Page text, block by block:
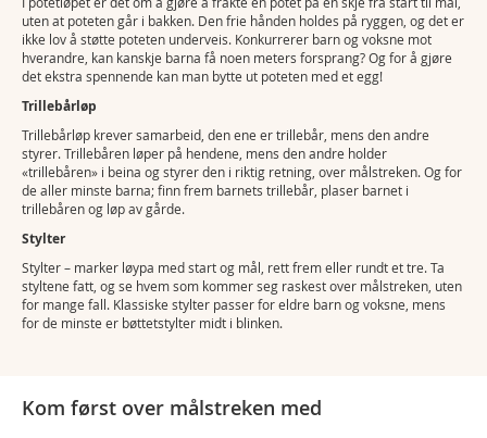
uten at poteten går i bakken. Den frie hånden holdes på ryggen, og det er
ikke lov å støtte poteten underveis. Konkurrerer barn og voksne mot
hverandre, kan kanskje barna få noen meters forsprang? Og for å gjøre
det ekstra spennende kan man bytte ut poteten med et egg!
Trillebårløp
Trillebårløp krever samarbeid, den ene er trillebår, mens den andre
styrer. Trillebåren løper på hendene, mens den andre holder
«trillebåren» i beina og styrer den i riktig retning, over målstreken. Og for
de aller minste barna; finn frem barnets trillebår, plaser barnet i
trillebåren og løp av gårde.
Stylter
Stylter – marker løypa med start og mål, rett frem eller rundt et tre. Ta
styltene fatt, og se hvem som kommer seg raskest over målstreken, uten
for mange fall. Klassiske stylter passer for eldre barn og voksne, mens
for de minste er bøttetstylter midt i blinken.
Kom først over målstreken med